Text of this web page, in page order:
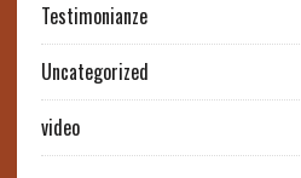
Testimonianze
Uncategorized
video